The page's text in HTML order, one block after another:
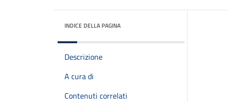
INDICE DELLA PAGINA
Descrizione
A cura di
Contenuti correlati